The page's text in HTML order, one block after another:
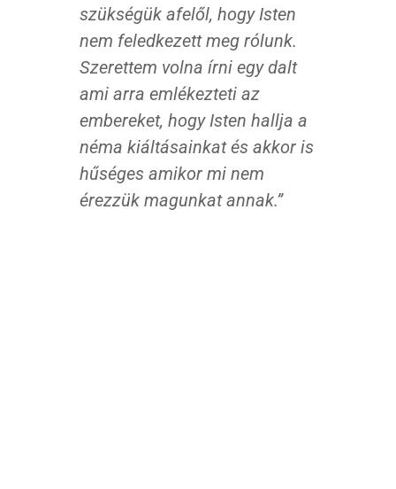
szükségük afelől, hogy Isten
nem feledkezett meg rólunk.
Szerettem volna írni egy dalt
ami arra emlékezteti az
embereket, hogy Isten hallja a
néma kiáltásainkat és akkor is
hűséges amikor mi nem
érezzük magunkat annak.”